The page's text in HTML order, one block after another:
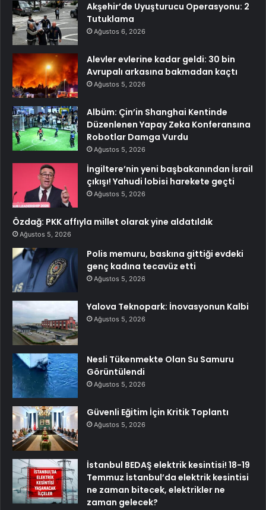
Akşehir’de Uyuşturucu Operasyonu: 2
Tutuklama
Ağustos 6, 2026
Alevler evlerine kadar geldi: 30 bin
Avrupalı arkasına bakmadan kaçtı
Ağustos 5, 2026
Albüm: Çin’in Shanghai Kentinde
Düzenlenen Yapay Zeka Konferansına
Robotlar Damga Vurdu
Ağustos 5, 2026
İngiltere’nin yeni başbakanından İsrail
çıkışı! Yahudi lobisi harekete geçti
Ağustos 5, 2026
Özdağ: PKK affıyla millet olarak yine aldatıldık
Ağustos 5, 2026
Polis memuru, baskına gittiği evdeki
genç kadına tecavüz etti
Ağustos 5, 2026
Yalova Teknopark: İnovasyonun Kalbi
Ağustos 5, 2026
Nesli Tükenmekte Olan Su Samuru
Görüntülendi
Ağustos 5, 2026
Güvenli Eğitim İçin Kritik Toplantı
Ağustos 5, 2026
İstanbul BEDAŞ elektrik kesintisi! 18-19
Temmuz İstanbul’da elektrik kesintisi
ne zaman bitecek, elektrikler ne
zaman gelecek?